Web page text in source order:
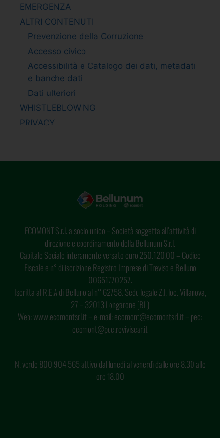
EMERGENZA
ALTRI CONTENUTI
Prevenzione della Corruzione
Accesso civico
Accessibilità e Catalogo dei dati, metadati
e banche dati
Dati ulteriori
WHISTLEBLOWING
PRIVACY
ECOMONT S.r.l. a socio unico – Società soggetta all’attività di
direzione e coordinamento della Bellunum S.r.l.
Capitale Sociale interamente versato euro 250.120,00 – Codice
Fiscale e n° di iscrizione Registro Imprese di Treviso e Belluno
00651770257.
Iscritta al R.E.A di Belluno al n° 62758. Sede legale Z.I. loc. Villanova,
27 – 32013 Longarone (BL)
Web: www.ecomontsrl.it – e-mail: ecomont@ecomontsrl.it – pec:
ecomont@pec.reviviscar.it
N. verde 800 904 565 attivo dal lunedì al venerdì dalle ore 8.30 alle
ore 18.00